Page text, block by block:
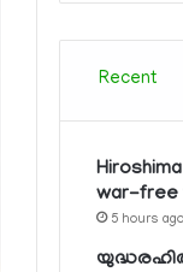
Recent
war-free
5 hours ago